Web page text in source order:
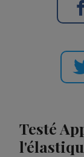
Testé